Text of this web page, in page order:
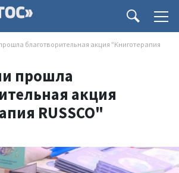
благотворительная акция "Книготерапия
прошла
акция
RUSSCO"